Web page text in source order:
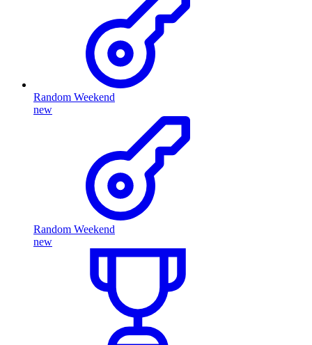
Random Weekend
new
Random Weekend
new